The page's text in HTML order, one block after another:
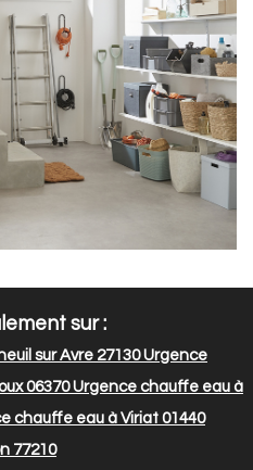
sur :
sur Avre 27130Urgence
06370Urgence chauffe eau à
chauffe eau à Viriat 01440
77210